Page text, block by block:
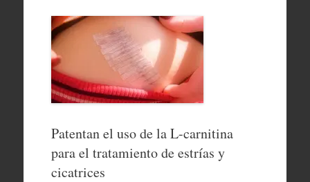
Patentan el uso de la L-carnitina
para el tratamiento de estrías y
cicatrices